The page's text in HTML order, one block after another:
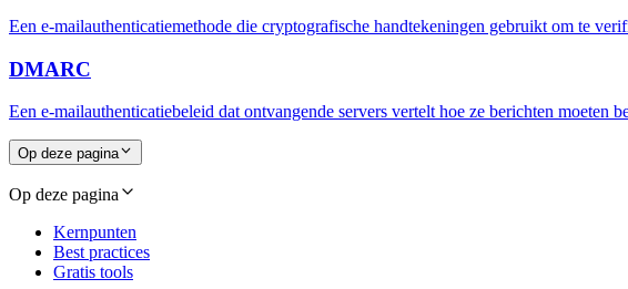
Een e-mailauthenticatiemethode die cryptografische handtekeningen gebruikt om te
DMARC
Een e-mailauthenticatiebeleid dat ontvangende servers vertelt hoe ze berichten moeten
Op deze pagina
Op deze pagina
Kernpunten
Best practices
Gratis tools